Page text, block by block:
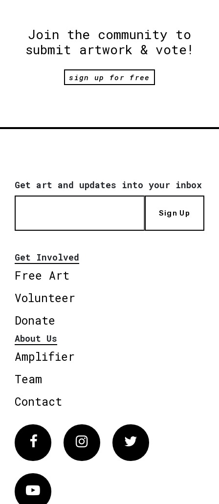
Join the community to
submit artwork & vote!
sign up for free
Get art and updates into your inbox
Sign Up
Get Involved
Free Art
Volunteer
Donate
About Us
Amplifier
Team
Contact
FacebookInstagram Twitter
Vimeo